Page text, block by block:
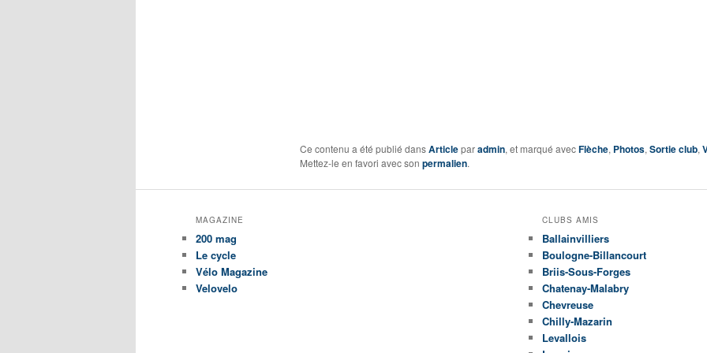
Ce contenu a été publié dansArticleparadmin, et marqué avecFlèche, Photos, Sortie club,
Mettez-le en favori avec son permalien.
MAGAZINE
200 mag
Le cycle
Vélo Magazine
Velovelo
CLUBS AMIS
Ballainvilliers
Boulogne-Billancourt
Briis-Sous-Forges
Chatenay-Malabry
Chevreuse
Chilly-Mazarin
Levallois